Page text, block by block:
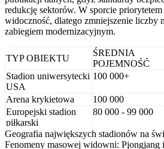
redukcję sektorów. W sporcie
widoczność, dlatego zmniejszenie liczby
zabiegiem modernizacyjnym.
TYP OBIEKTU
ŚREDNIA
POJEMNOŚĆ
Stadion uniwersytecki
USA
100 000+
Arena krykietowa 100 000
Europejski stadion
piłkarski
80 000 - 99 000
Geografia największych stadionów na
Fenomeny masowej widowni: Pjongjang